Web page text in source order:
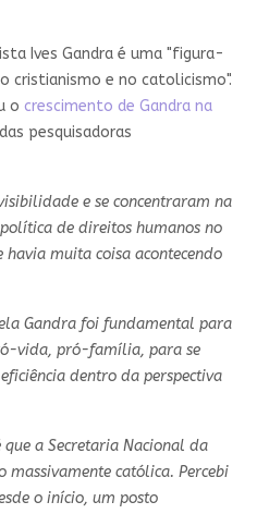
Ives Gandra é uma "figura-
cristianismo e no catolicismo".
o crescimento de Gandra na
pesquisadoras
e se concentraram na
de direitos humanos no
muita coisa acontecendo
Gandra foi fundamental para
vida, pró-família, para se
dentro da perspectiva
que a Secretaria Nacional da
católica. Percebi
o início, um posto